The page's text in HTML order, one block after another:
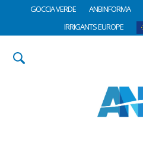
GOCCIA VERDE ANBINFORMA
IRRIGANTS EUROPE